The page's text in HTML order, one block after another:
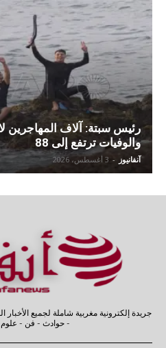
رئيس سبتة: آلاف المهاجرين
والوفيات ترتفع إلى 88
آنفانيوز - 3 أغسطس، 2026
جريدة إلكترونية مغربية شاملة لجميع
- حوادث - فن - علوم